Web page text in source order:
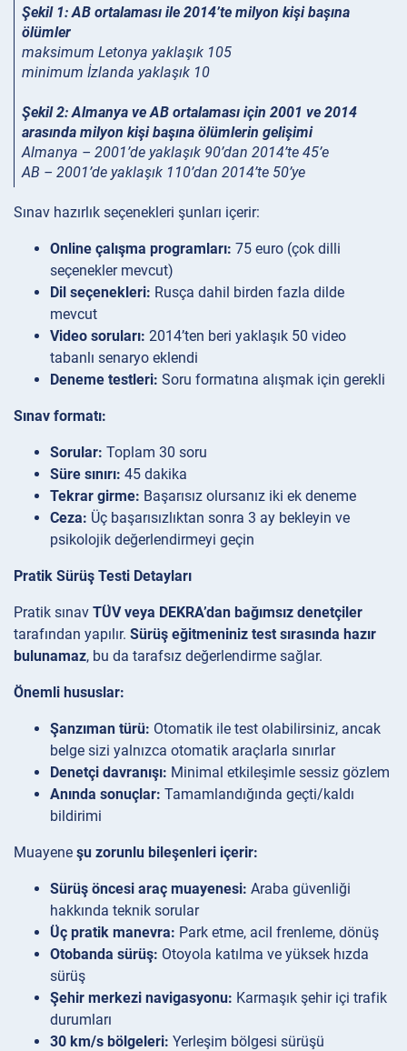
Şekil 1: AB ortalaması ile 2014’te milyon kişi başına
ölümler
maksimum Letonya yaklaşık 105
minimum İzlanda yaklaşık 10
Şekil 2: Almanya ve AB ortalaması için 2001 ve 2014
arasında milyon kişi başına ölümlerin gelişimi
Almanya – 2001’de yaklaşık 90’dan 2014’te 45’e
AB – 2001’de yaklaşık 110’dan 2014’te 50’ye
Sınav hazırlık seçenekleri şunları içerir:
Online çalışma programları: 75 euro (çok dilli
seçenekler mevcut)
Dil seçenekleri: Rusça dahil birden fazla dilde
mevcut
Video soruları: 2014’ten beri yaklaşık 50 video
tabanlı senaryo eklendi
Deneme testleri: Soru formatına alışmak için gerekli
Sınav formatı:
Sorular: Toplam 30 soru
Süre sınırı: 45 dakika
Tekrar girme: Başarısız olursanız iki ek deneme
Ceza: Üç başarısızlıktan sonra 3 ay bekleyin ve
psikolojik değerlendirmeyi geçin
Pratik Sürüş Testi Detayları
Pratik sınav TÜV veya DEKRA’dan bağımsız denetçiler
tarafından yapılır. Sürüş eğitmeniniz test sırasında hazır
bulunamaz, bu da tarafsız değerlendirme sağlar.
Önemli hususlar:
Şanzıman türü: Otomatik ile test olabilirsiniz, ancak
belge sizi yalnızca otomatik araçlarla sınırlar
Denetçi davranışı: Minimal etkileşimle sessiz gözlem
Anında sonuçlar: Tamamlandığında geçti/kaldı
bildirimi
Muayene şu zorunlu bileşenleri içerir:
Sürüş öncesi araç muayenesi: Araba güvenliği
hakkında teknik sorular
Üç pratik manevra: Park etme, acil frenleme, dönüş
Otobanda sürüş: Otoyola katılma ve yüksek hızda
sürüş
Şehir merkezi navigasyonu: Karmaşık şehir içi trafik
durumları
30 km/s bölgeleri: Yerleşim bölgesi sürüşü